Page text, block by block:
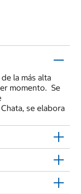
la más alta
momento. Se
se elabora